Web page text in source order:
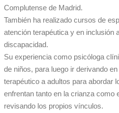
Complutense de Madrid.
También ha realizado cursos de
atención terapéutica y en inclusión
discapacidad.
Su experiencia como psicóloga
de niños, para luego ir derivando
terapéutico a adultos para abordar
enfrentan tanto en la crianza como
revisando los propios vínculos.